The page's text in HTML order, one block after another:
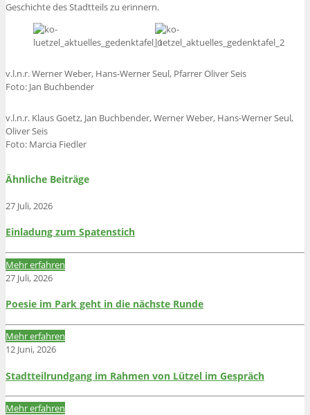
Geschichte des Stadtteils zu erinnern.
v.l.n.r. Werner Weber, Hans-Werner Seul, Pfarrer Oliver Seis
Foto: Jan Buchbender
v.l.n.r. Klaus Goetz, Jan Buchbender, Werner Weber, Hans-Werner Seul,
Oliver Seis
Foto: Marcia Fiedler
Ähnliche Beiträge
27 Juli, 2026
Einladung zum Spatenstich
Mehr erfahren
27 Juli, 2026
Poesie im Park geht in die nächste Runde
Mehr erfahren
12 Juni, 2026
Stadtteilrundgang im Rahmen von Lützel im Gespräch
Mehr erfahren